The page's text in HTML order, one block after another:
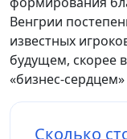
Венгрии
известных
будущем, скорее
«бизнес-
Сколько